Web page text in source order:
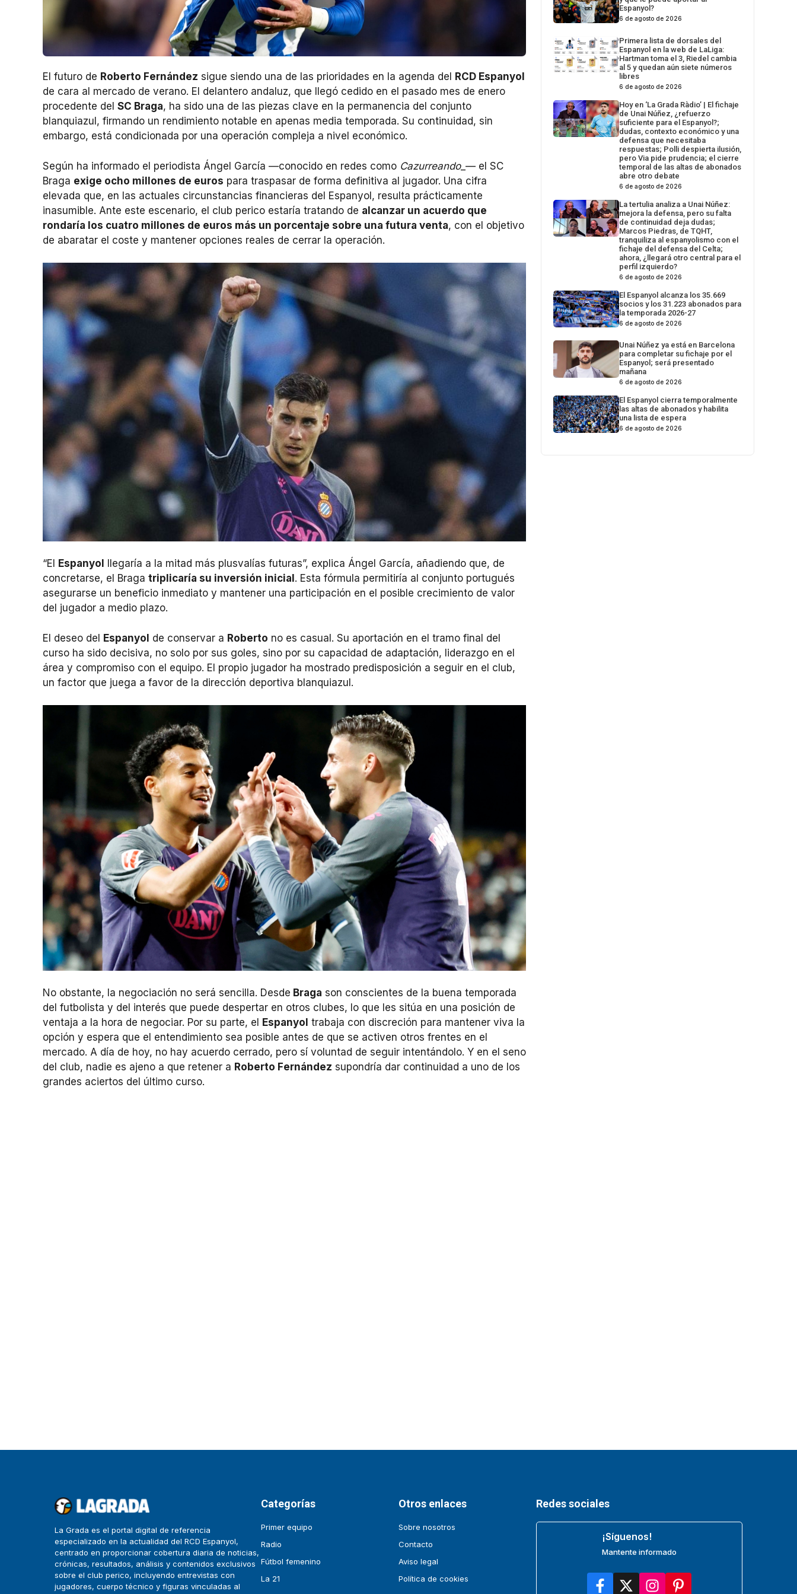
El futuro de Roberto Fernández sigue siendo una de las prioridades en la agenda del
RCD Espanyol
de cara al mercado de verano. El delantero andaluz, que llegó cedido en el pasado mes de enero
procedente del SC Braga, ha sido una de las piezas clave en la permanencia del conjunto
blanquiazul, firmando un rendimiento notable en apenas media temporada. Su continuidad, sin
embargo, está condicionada por una operación compleja a nivel económico.
Según ha informado el periodista Ángel García —conocido en redes como Cazurreando_— el SC
Braga exige ocho millones de euros para traspasar de forma definitiva al jugador. Una cifra
elevada que, en las actuales circunstancias financieras del Espanyol, resulta prácticamente
inasumible. Ante este escenario, el club perico estaría tratando de alcanzar un acuerdo que
rondaría los cuatro millones de euros más un porcentaje sobre una futura venta, con el objetivo
de abaratar el coste y mantener opciones reales de cerrar la operación.
“El Espanyol
llegaría a la mitad más plusvalías futuras”, explica Ángel García, añadiendo que, de
concretarse, el Braga triplicaría su inversión inicial . Esta fórmula permitiría al conjunto portugués
asegurarse un beneficio inmediato y mantener una participación en el posible crecimiento de valor
del jugador a medio plazo.
El deseo del Espanyol de conservar a Roberto no es casual. Su aportación en el tramo final del
curso ha sido decisiva, no solo por sus goles, sino por su capacidad de adaptación, liderazgo en el
área y compromiso con el equipo. El propio jugador ha mostrado predisposición a seguir en el club,
un factor que juega a favor de la dirección deportiva blanquiazul.
No obstante, la negociación no será sencilla. Desde Braga son conscientes de la buena temporada
del futbolista y del interés que puede despertar en otros clubes, lo que les sitúa en una posición de
ventaja a la hora de negociar. Por su parte, el
Espanyol trabaja con discreción para mantener viva la
opción y espera que el entendimiento sea posible antes de que se activen otros frentes en el
mercado. A día de hoy, no hay acuerdo cerrado, pero sí voluntad de seguir intentándolo. Y en el seno
del club, nadie es ajeno a que retener a Roberto Fernández supondría dar continuidad a uno de los
grandes aciertos del último curso.
Espanyol?
6 de agosto de 2026
Primera lista de dorsales del
Espanyol en la web de LaLiga:
Hartman toma el 3, Riedel cambia
al 5 y quedan aún siete números
libres
6 de agosto de 2026
Hoy en ‘La Grada Ràdio’ | El fichaje
de Unai Núñez, ¿refuerzo
suficiente para el Espanyol?;
dudas, contexto económico y una
defensa que necesitaba
respuestas; Polli despierta ilusión,
pero Via pide prudencia; el cierre
temporal de las altas de abonados
abre otro debate
6 de agosto de 2026
La tertulia analiza a Unai Núñez:
mejora la defensa, pero su falta
de continuidad deja dudas;
Marcos Piedras, de TQHT,
tranquiliza al espanyolismo con el
fichaje del defensa del Celta;
ahora, ¿llegará otro central para el
perfil izquierdo?
6 de agosto de 2026
El Espanyol alcanza los 35.669
socios y los 31.223 abonados para
la temporada 2026-27
6 de agosto de 2026
Unai Núñez ya está en Barcelona
para completar su fichaje por el
Espanyol; será presentado
mañana
6 de agosto de 2026
El Espanyol cierra temporalmente
las altas de abonados y habilita
una lista de espera
6 de agosto de 2026
La Grada es el portal digital de referencia
especializado en la actualidad del RCD Espanyol,
centrado en proporcionar cobertura diaria de noticias,
crónicas, resultados, análisis y contenidos exclusivos
sobre el club perico, incluyendo entrevistas con
jugadores, cuerpo técnico y figuras vinculadas al
Categorías
Primer equipo
Radio
Fútbol femenino
La 21
Otros enlaces
Sobre nosotros
Contacto
Aviso legal
Política de cookies
Redes sociales
¡Síguenos!
Mantente informado